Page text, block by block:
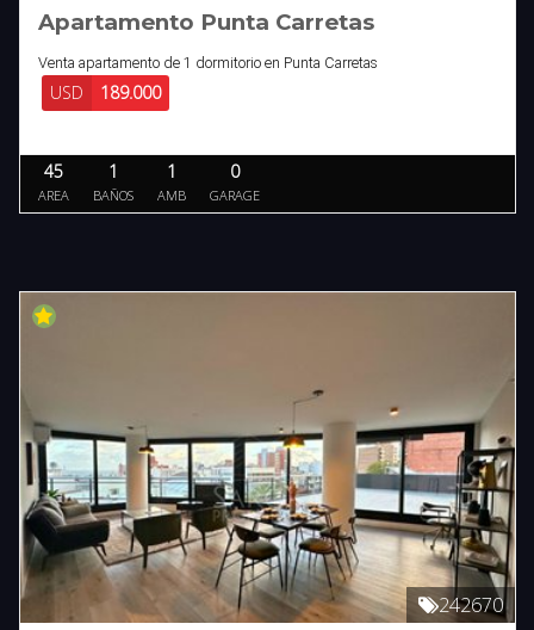
Apartamento Punta Carretas
Venta apartamento de 1 dormitorio en Punta Carretas
USD 189.000
45
AREA
1
BAÑOS
1
AMB
0
GARAGE
242670